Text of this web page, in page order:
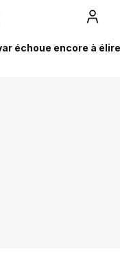
échoue encore à